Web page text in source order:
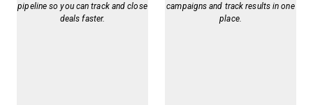
pipeline so you can track and close
deals faster.
campaigns and track results in one
place.